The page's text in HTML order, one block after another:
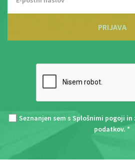
PRIJAVA
Seznanjen sem s Splošnimi pogoji in
podatkov. *